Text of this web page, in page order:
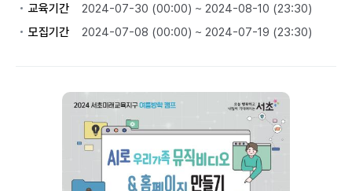
교육기간
2024-07-30 (00:00) ~ 2024-08-10 (23:30)
모집기간
2024-07-08 (00:00) ~ 2024-07-19 (23:30)